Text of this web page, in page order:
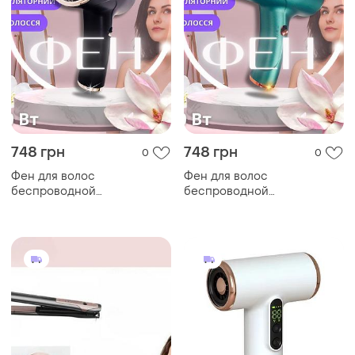
748 грн 0
Фен для волос
беспроводной
аккумулятора и тёплым от
сети черный, whd-01-black
748 грн 0
Фен для волос
беспроводной
сети зеленый, whd-01-
green